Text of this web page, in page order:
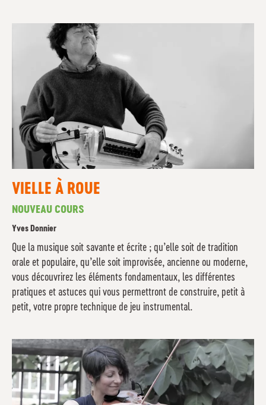
VIELLE À ROUE
NOUVEAU COURS
Yves Donnier
Que la musique soit savante et écrite ; qu’elle soit de tradition
orale et populaire, qu’elle soit improvisée, ancienne ou moderne,
vous découvrirez les éléments fondamentaux, les différentes
pratiques et astuces qui vous permettront de construire, petit à
petit, votre propre technique de jeu instrumental.